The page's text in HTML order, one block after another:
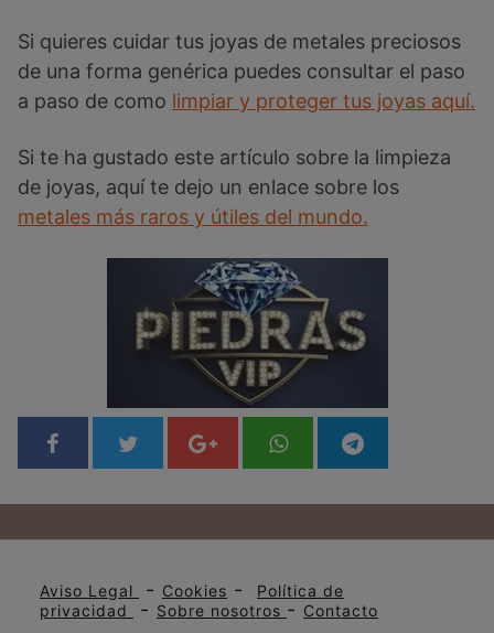
Si quieres cuidar tus joyas de metales preciosos
de una forma genérica puedes consultar el paso
a paso de como limpiar y proteger tus joyas aquí.
Si te ha gustado este artículo sobre la limpieza
de joyas, aquí te dejo un enlace sobre los
metales más raros y útiles del mundo.
Aviso Legal - Cookies -
Política de
privacidad
- Sobre nosotros - Contacto